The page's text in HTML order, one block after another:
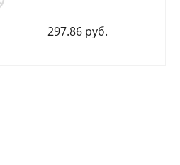
297.86 руб.